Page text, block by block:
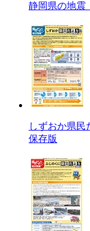
静岡県の地震
しずおか県
保存版